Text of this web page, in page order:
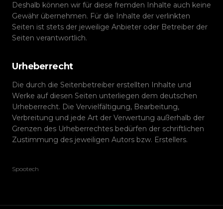
Deshalb können wir für diese fremden Inhalte auch keine
Gewähr übernehmen. Für die Inhalte der verlinkten
Seiten ist stets der jeweilige Anbieter oder Betreiber der
Seiten verantwortlich.
Urheberrecht
Die durch die Seitenbetreiber erstellten Inhalte und
Werke auf diesen Seiten unterliegen dem deutschen
Urheberrecht. Die Vervielfältigung, Bearbeitung,
Verbreitung und jede Art der Verwertung außerhalb der
Grenzen des Urheberrechtes bedürfen der schriftlichen
Zustimmung des jeweiligen Autors bzw. Erstellers.
Spootech